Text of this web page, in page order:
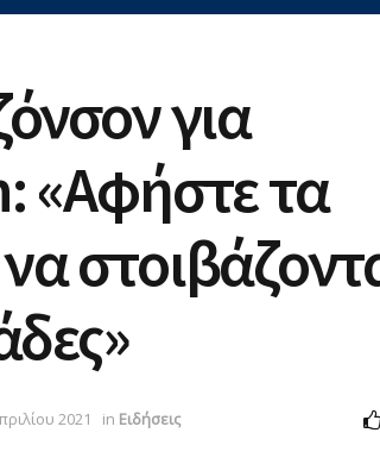
για
«Αφήστε τα
2021 in Ειδήσεις